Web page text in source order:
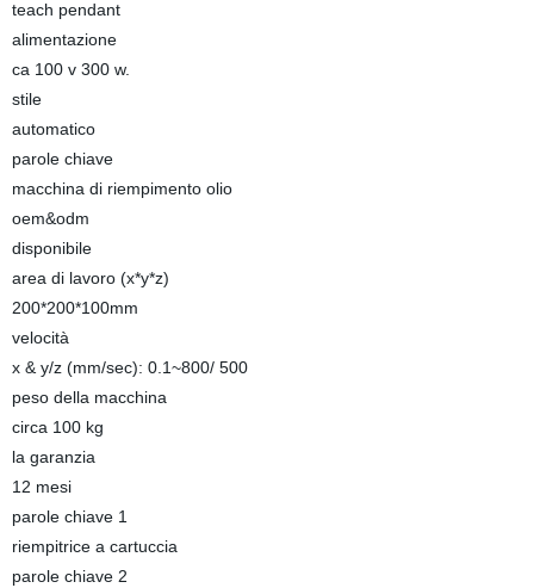
teach pendant
alimentazione
ca 100 v 300 w.
stile
automatico
parole chiave
macchina di riempimento olio
oem&odm
disponibile
area di lavoro (x*y*z)
200*200*100mm
velocità
x & y/z (mm/sec): 0.1~800/ 500
peso della macchina
circa 100 kg
la garanzia
12 mesi
parole chiave 1
riempitrice a cartuccia
parole chiave 2